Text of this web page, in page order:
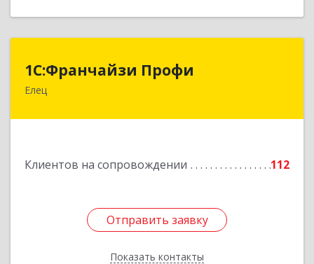
1С:Франчайзи Профи
Елец
Клиентов на сопровождении 112
Отправить заявку
Показать контакты
1С:Франчайзи Профи
Отправить заявку
Назад